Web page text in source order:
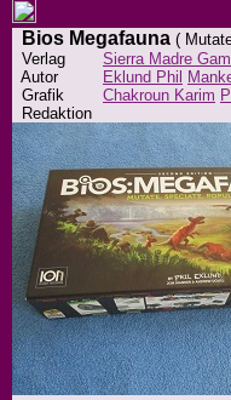
Bios Megafauna (
Verlag
Sierra Madre
Autor
Eklund Phil
Grafik
Chakroun Karim
Redaktion